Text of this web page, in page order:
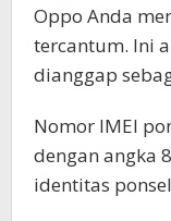
Oppo Anda
tercantum. Ini
dianggap
Nomor IMEI
dengan angka
identitas